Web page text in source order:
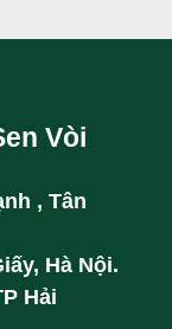
Vòi
, Tân
Hà Nội.
Hải